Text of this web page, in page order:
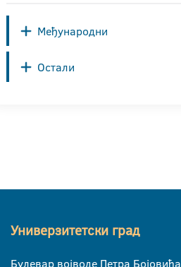
Међународни
Остали
Универзитетски град
Булевар војводе Петра Бојовића